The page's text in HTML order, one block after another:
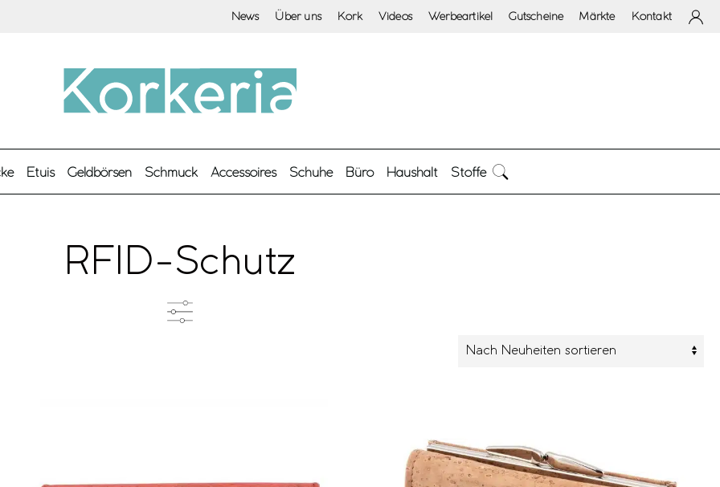
News Über uns Kork Videos Werbeartikel Gutscheine Märkte Kontakt
Etuis Geldbörsen Schmuck Accessoires Schuhe Büro Haushalt Stoffe
RFID-Schutz